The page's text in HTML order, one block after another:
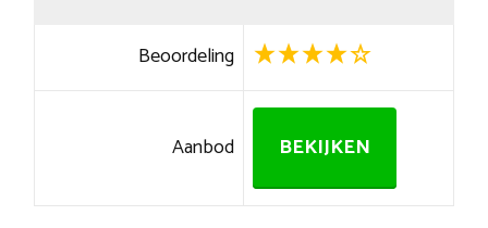
Beoordeling
Aanbod BEKIJKEN